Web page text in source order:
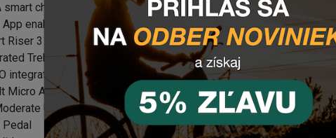
charger compact, 60% charge in 2:30h
App enabled ANT+ wireless display signal with e-bike profile
Riser 31.8x720mm
Trekking (w/Bar-end)
integrated 16⁰ NEW (S/M:80mm L/XL/XXL 100mm)
Micro Adjustable, Forged Aluminium
Unisex
Pedal